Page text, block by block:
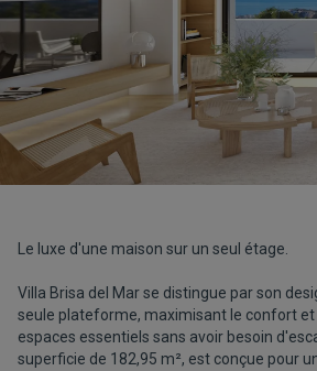
Le luxe d'une maison sur un seul étage.
Villa Brisa del Mar se distingue par son
seule plateforme, maximisant le confort et
espaces essentiels sans avoir besoin
superficie de 182,95 m², est conçue pour